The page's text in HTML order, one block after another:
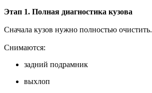
Этап 1. Полная диагностика кузова
Сначала кузов нужно полностью очистить.
Снимаются:
задний подрамник
выхлоп